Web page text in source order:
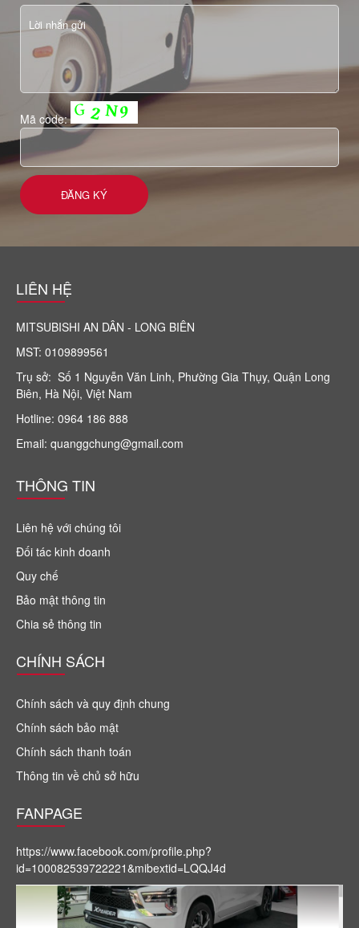
Mã code:
LIÊN HỆ
MITSUBISHI AN DÂN - LONG BIÊN
MST: 0109899561
Trụ sở: Số 1 Nguyễn Văn Linh, Phường Gia Thụy, Quận Long
Biên, Hà Nội, Việt Nam
Hotline: 0964 186 888
Email: quanggchung@gmail.com
THÔNG TIN
Liên hệ với chúng tôi
Đối tác kinh doanh
Quy chế
Bảo mật thông tin
Chia sẻ thông tin
CHÍNH SÁCH
Chính sách và quy định chung
Chính sách bảo mật
Chính sách thanh toán
Thông tin về chủ sở hữu
FANPAGE
https://www.facebook.com/profile.php?
id=100082539722221&mibextid=LQQJ4d